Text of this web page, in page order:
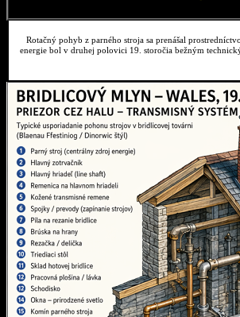
Rotačný pohyb z parného stroja sa prenášal
energie bol v druhej polovici 19. storočia bežným